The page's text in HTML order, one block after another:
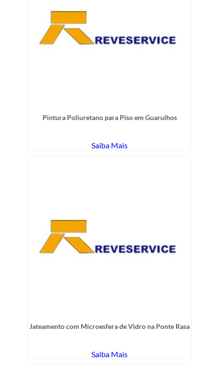
Pintura Poliuretano para Piso em Guarulhos
Saiba Mais
Jateamento com Microesfera de Vidro na Ponte Rasa
Saiba Mais